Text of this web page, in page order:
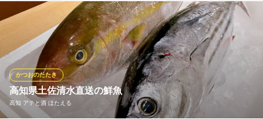
ＪＲ大塚駅 徒歩4分
東京都豊島区北大塚2-16-10 長坂マンション1F
新鮮な鮮魚を使用した調理・おもてなしは虜になるほど、愛着の
あるお店です。 某ホテルの料理長が厳選した食材でご提供。
酒菜 おお木
和風居酒屋
ＪＲ大塚駅南口 徒歩5分
東京都豊島区南大塚2-26-23 コローレ大塚1F
高知県土佐清水直送の鮮魚
高知 アテと酒 ほたえる
かつおのたたき